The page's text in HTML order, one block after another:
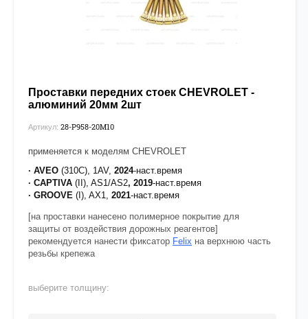
Проставки передних стоек CHEVROLET -
алюминий 20мм 2шт
Артикул: 28-Р958-20М10
применяется к моделям CHEVROLET
· AVEO (310C), 1AV, 2024-наст.время
· CAPTIVA (II), AS1/AS2, 2019-наст.время
· GROOVE (I), AX1, 2021-наст.время
[на проставки нанесено полимерное покрытие для
защиты от воздействия дорожных реагентов]
рекомендуется нанести фиксатор Felix на верхнюю часть
резьбы крепежа
выберите толщину: